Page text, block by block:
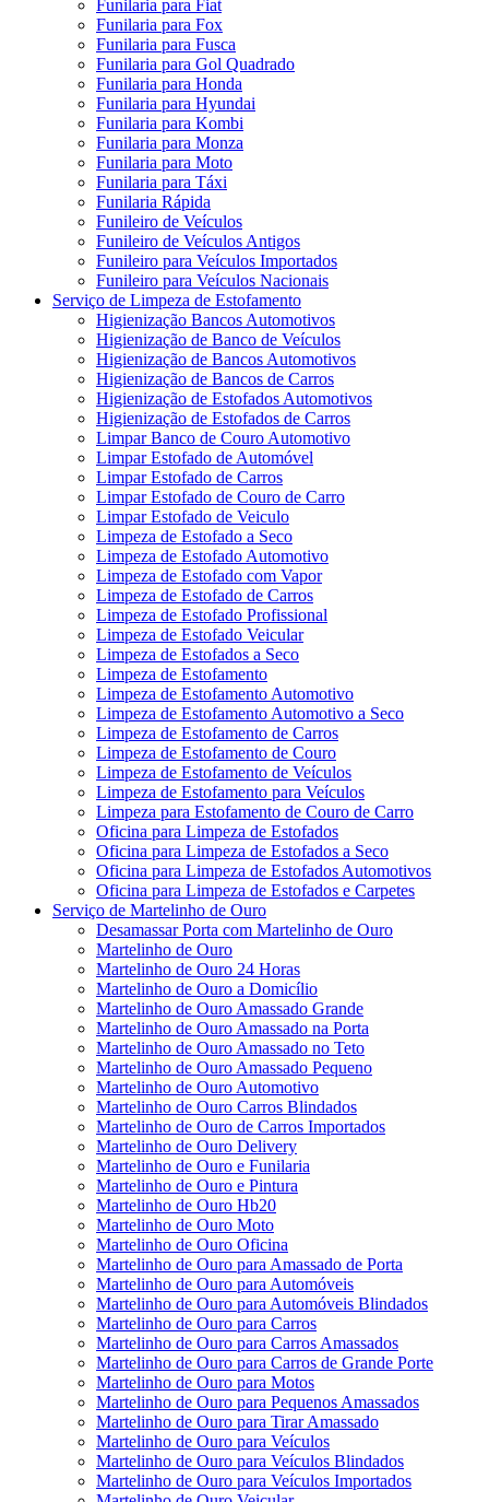
Funilaria para Fiat
Funilaria para Fox
Funilaria para Fusca
Funilaria para Gol Quadrado
Funilaria para Honda
Funilaria para Hyundai
Funilaria para Kombi
Funilaria para Monza
Funilaria para Moto
Funilaria para Táxi
Funilaria Rápida
Funileiro de Veículos
Funileiro de Veículos Antigos
Funileiro para Veículos Importados
Funileiro para Veículos Nacionais
Serviço de Limpeza de Estofamento
Higienização Bancos Automotivos
Higienização de Banco de Veículos
Higienização de Bancos Automotivos
Higienização de Bancos de Carros
Higienização de Estofados Automotivos
Higienização de Estofados de Carros
Limpar Banco de Couro Automotivo
Limpar Estofado de Automóvel
Limpar Estofado de Carros
Limpar Estofado de Couro de Carro
Limpar Estofado de Veiculo
Limpeza de Estofado a Seco
Limpeza de Estofado Automotivo
Limpeza de Estofado com Vapor
Limpeza de Estofado de Carros
Limpeza de Estofado Profissional
Limpeza de Estofado Veicular
Limpeza de Estofados a Seco
Limpeza de Estofamento
Limpeza de Estofamento Automotivo
Limpeza de Estofamento Automotivo a Seco
Limpeza de Estofamento de Carros
Limpeza de Estofamento de Couro
Limpeza de Estofamento de Veículos
Limpeza de Estofamento para Veículos
Limpeza para Estofamento de Couro de Carro
Oficina para Limpeza de Estofados
Oficina para Limpeza de Estofados a Seco
Oficina para Limpeza de Estofados Automotivos
Oficina para Limpeza de Estofados e Carpetes
Serviço de Martelinho de Ouro
Desamassar Porta com Martelinho de Ouro
Martelinho de Ouro
Martelinho de Ouro 24 Horas
Martelinho de Ouro a Domicílio
Martelinho de Ouro Amassado Grande
Martelinho de Ouro Amassado na Porta
Martelinho de Ouro Amassado no Teto
Martelinho de Ouro Amassado Pequeno
Martelinho de Ouro Automotivo
Martelinho de Ouro Carros Blindados
Martelinho de Ouro de Carros Importados
Martelinho de Ouro Delivery
Martelinho de Ouro e Funilaria
Martelinho de Ouro e Pintura
Martelinho de Ouro Hb20
Martelinho de Ouro Moto
Martelinho de Ouro Oficina
Martelinho de Ouro para Amassado de Porta
Martelinho de Ouro para Automóveis
Martelinho de Ouro para Automóveis Blindados
Martelinho de Ouro para Carros
Martelinho de Ouro para Carros Amassados
Martelinho de Ouro para Carros de Grande Porte
Martelinho de Ouro para Motos
Martelinho de Ouro para Pequenos Amassados
Martelinho de Ouro para Tirar Amassado
Martelinho de Ouro para Veículos
Martelinho de Ouro para Veículos Blindados
Martelinho de Ouro para Veículos Importados